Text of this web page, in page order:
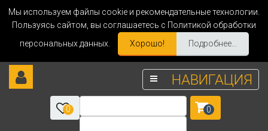
Мы используем файлы cookie и рекомендательные технологии.
Пользуясь сайтом, вы соглашаетесь с Политикой обработки
персональных данных.
Хорошо! Подробнее...
НАВИГАЦИЯ
0 0